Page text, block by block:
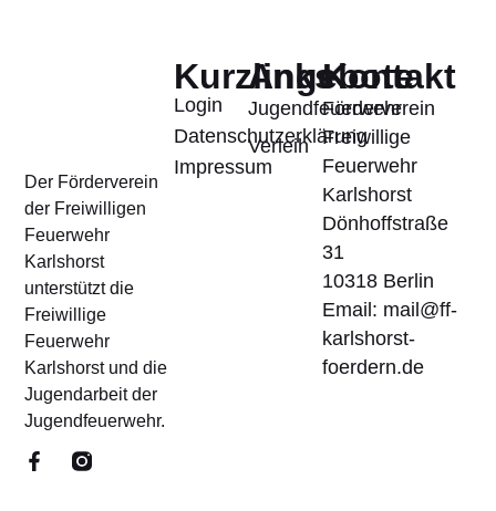
Der Förderverein
der Freiwilligen
Feuerwehr
Karlshorst
unterstützt die
Freiwillige
Feuerwehr
Karlshorst und die
Jugendarbeit der
Jugendfeuerwehr.
Angebote
Jugendfeuerwehr
Verleih
Kurzlinks
Login
Datenschutzerklärung
Impressum
Kontakt
Förderverein
Freiwillige
Feuerwehr
Karlshorst
Dönhoffstraße
31
10318 Berlin
Email: mail@ff-
karlshorst-
foerdern.de